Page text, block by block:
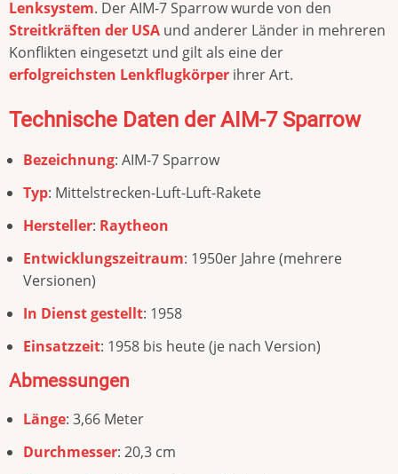
Lenksystem. Der AIM-7 Sparrow wurde von den
Streitkräften der USA und anderer Länder in mehreren
Konflikten eingesetzt und gilt als eine der
erfolgreichsten Lenkflugkörper ihrer Art.
Technische Daten der AIM-7 Sparrow
Bezeichnung: AIM-7 Sparrow
Typ: Mittelstrecken-Luft-Luft-Rakete
Hersteller: Raytheon
Entwicklungszeitraum: 1950er Jahre (mehrere
Versionen)
In Dienst gestellt: 1958
Einsatzzeit: 1958 bis heute (je nach Version)
Abmessungen
Länge: 3,66 Meter
Durchmesser: 20,3 cm